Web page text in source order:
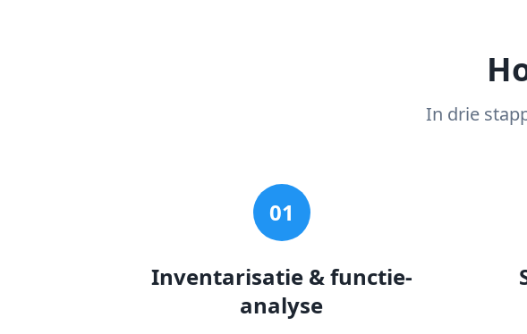
In drie
01
Inventarisatie & functie-
analyse